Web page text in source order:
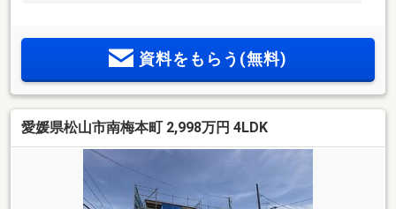
資料をもらう(無料)
愛媛県松山市南梅本町 2,998万円 4LDK